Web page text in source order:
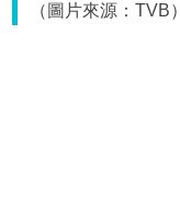
（圖片來源：TVB）